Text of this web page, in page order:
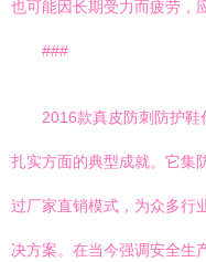
也可能因长期受力而疲劳，
###
2016款真皮防刺防护
扎实方面的典型成就。它集
过厂家直销模式，为众多行
决方案。在当今强调安全生